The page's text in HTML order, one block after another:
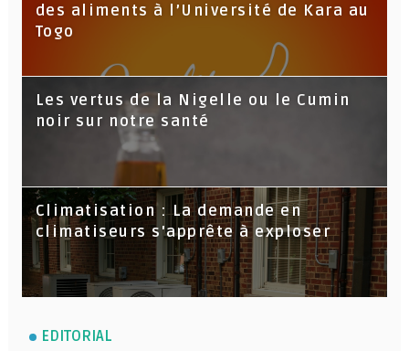
des aliments à l’Université de Kara au
Togo
Les vertus de la Nigelle ou le Cumin
noir sur notre santé
Climatisation : La demande en
climatiseurs s'apprête à exploser
EDITORIAL